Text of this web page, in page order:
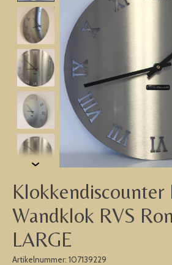
Klokkendiscounter
Wandklok RVS
LARGE
Artikelnummer: 107139229